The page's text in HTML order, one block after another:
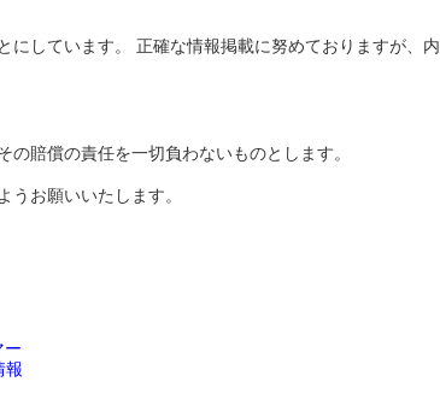
にしています。 正確な情報掲載に努めておりますが、内
の賠償の責任を一切負わないものとします。
うお願いいたします。